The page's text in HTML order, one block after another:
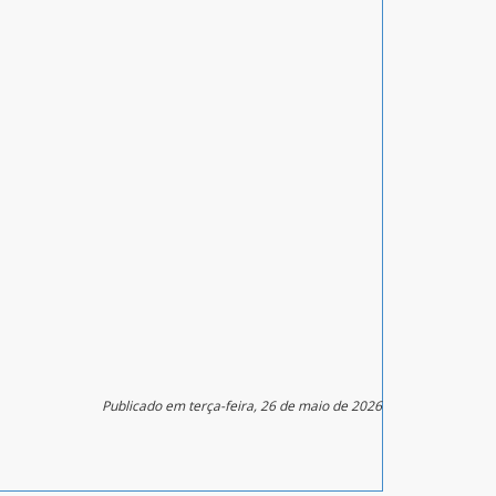
Publicado em terça-feira, 26 de maio de 2026